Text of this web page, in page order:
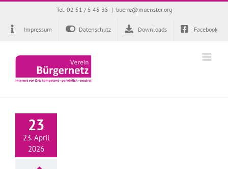
Zum
springen
Tel. 02 51 / 5 45 35 | buene@muenster.org
Impressum Datenschutz Downloads Facebook
23
23. April
2026